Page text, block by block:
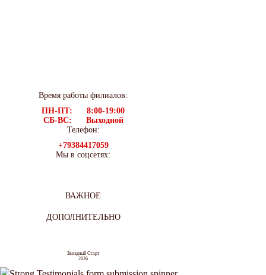
Время работы филиалов:
ПН-ПТ: 8:00-19:00
СБ-ВС: Выходной
Телефон:
+79384417059
Мы в соцсетях:
Звездный Старт
2026
ВАЖНОЕ
ДОПОЛНИТЕЛЬНО